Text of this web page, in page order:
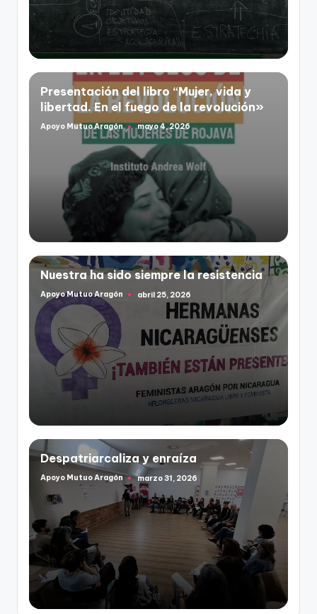
Presentación del libro “Mujer, vida y
libertad. En el fuego de la revolución»
Publicado
Apoyo Mutuo Aragón mayo 4, 2026
Nuestra ha sido siempre la resistencia
Publicado
por
Apoyo Mutuo Aragón abril 25, 2026
Despatriarcaliza y enraíza
Publicado
Apoyo Mutuo Aragón marzo 31, 2026